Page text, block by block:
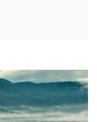
ห้วยขาแข้ง